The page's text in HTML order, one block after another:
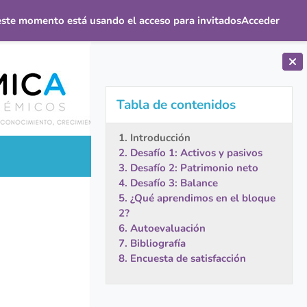
momento está usando el acceso para invitadosAcceder
Bloques
Tabla de contenidos
1. Introducción
2. Desafío 1: Activos y pasivos
3. Desafío 2: Patrimonio neto
4. Desafío 3: Balance
5. ¿Qué aprendimos en el bloque
2?
6. Autoevaluación
7. Bibliografía
8. Encuesta de satisfacción